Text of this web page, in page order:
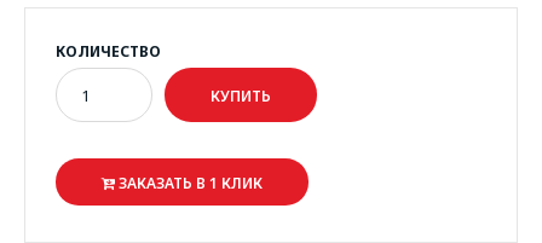
КОЛИЧЕСТВО
ЗАКАЗАТЬ В 1 КЛИК